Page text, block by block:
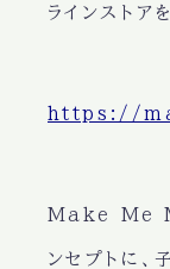
ラインストア
https://
Make Me
ンセプトに